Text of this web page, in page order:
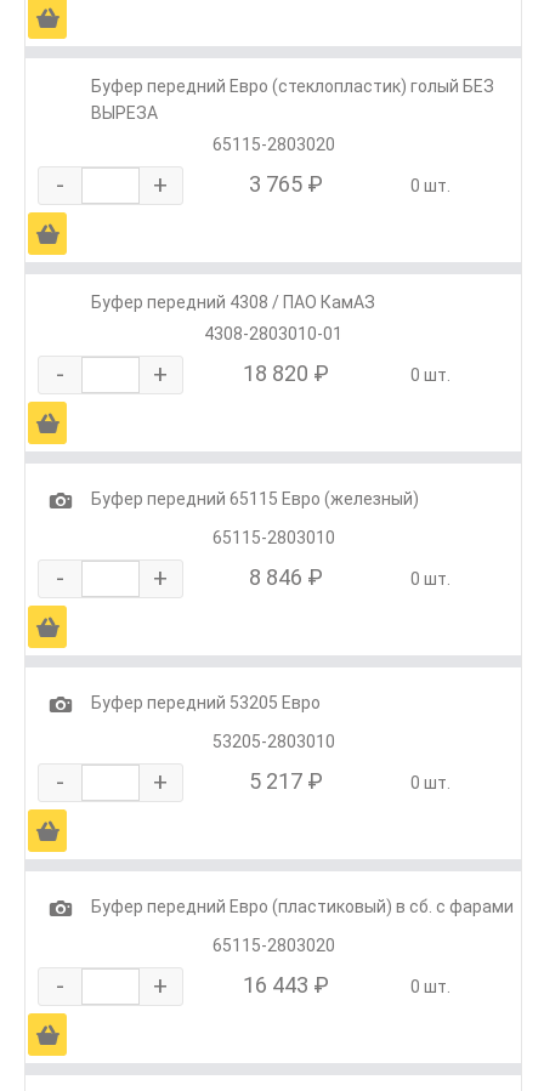
Ä
Буфер передний Евро (стеклопластик) голый БЕЗ
ВЫРЕЗА
65115-2803020
- + 3 765 ₽ 0 шт.
Ä
Буфер передний 4308 / ПАО КамАЗ
4308-2803010-01
- + 18 820 ₽ 0 шт.
Ä
1
Буфер передний 65115 Евро (железный)
65115-2803010
- + 8 846 ₽ 0 шт.
Ä
1
Буфер передний 53205 Евро
53205-2803010
- + 5 217 ₽ 0 шт.
Ä
1
Буфер передний Евро (пластиковый) в сб. с фарами
65115-2803020
- + 16 443 ₽ 0 шт.
Ä